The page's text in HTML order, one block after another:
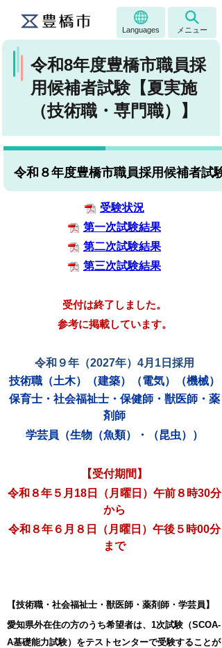
Languages メニュー
令和8年度豊橋市職員採
用候補者試験【夏実施
（技術職・専門職）】
令和８年度豊橋市職員採用候補者試
受験状況
第一次試験結果
第二次試験結果
第三次試験結果
受付は終了しました。
参考に掲載しています。
令和９年（2027年）4月1日採用
技術職（土木）（建築）（電気）（機械）
保育士・ 社会福祉士・保健師・獣医師・薬
剤師
学芸員（生物（魚類）・（昆虫））
【受付期間】
令和８年５月18日（月曜日）午前８時30分
から
令和８年６月８日（月曜日）午後５時00分
まで
【技術職・社会福祉士・獣医師・薬剤師・学芸員】
愛知県外在住の方のうち希望者は、1次試験（SCOA-
A基礎能力試験）をテストセンターで受験することが